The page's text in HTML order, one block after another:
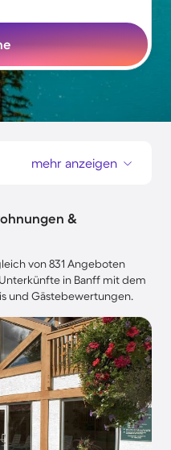
mehr anzeigen
&
von 831 Angeboten
in Banff mit dem
und Gästebewertungen.